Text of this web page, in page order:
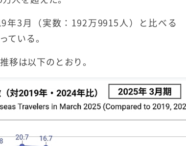
年3月（実数：192万9915人）と比べる
ている。
移は以下のとおり。